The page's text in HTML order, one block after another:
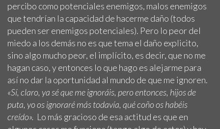
percibo como potenciales enemigos, malos enemigos
que tendrían la capacidad de hacerme daño (todos
pueden ser enemigos potenciales). Pero lo peor del
miedo a los demás no es que tema el daño explicito,
sino algo mucho peor, el implícito, es decir, que no me
hagan caso, y entonces lo que hago es alejarme para
así no dar la oportunidad al mundo de que me ignoren.
«Sí, claro, ya sé que me ignoráis, pero entonces, hijos de
puta, yo os ignoraré más todavía, qué coño os habéis
creído». Lo más gracioso de esa actitud es que en